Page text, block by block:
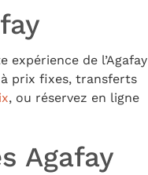
de l’Agafay
prix fixes, transferts
, ou réservez en ligne
Agafay